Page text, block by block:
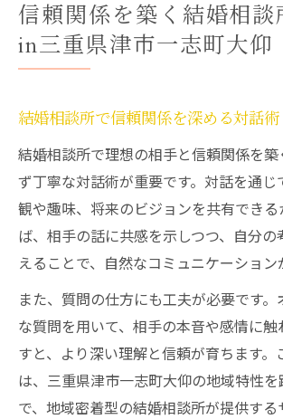
信頼関係を築く結婚相談
in三重県津市一志町大仰
結婚相談所で信頼関係を深める対話術
結婚相談所で理想の相手と信頼関係を
ず丁寧な対話術が重要です。対話を通
観や趣味、将来のビジョンを共有できる
ば、相手の話に共感を示しつつ、自分
えることで、自然なコミュニケーション
また、質問の仕方にも工夫が必要です。
な質問を用いて、相手の本音や感情に触
すと、より深い理解と信頼が育ちます。
は、三重県津市一志町大仰の地域特性
で、地域密着型の結婚相談所が提供す